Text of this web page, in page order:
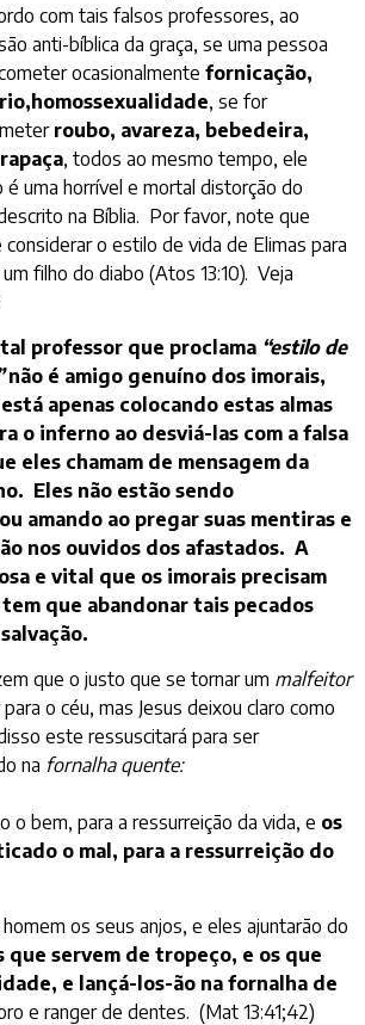
com tais falsos professores, ao
anti-bíblica da graça, se uma pessoa
ocasionalmente fornicação,
, se for
roubo, avareza, bebedeira,
, todos ao mesmo tempo, ele
uma horrível e mortal distorção do
na Bíblia. Por favor, note que
o estilo de vida de Elimas para
filho do diabo (Atos 13:10). Veja
professor que proclama “estilo de
não é amigo genuíno dos imorais,
apenas colocando estas almas
o inferno ao desviá-las com a falsa
eles chamam de mensagem da
Eles não estão sendo
amando ao pregar suas mentiras e
nos ouvidos dos afastados. A
e vital que os imorais precisam
que abandonar tais pecados
que o justo que se tornar um malfeitor
o céu, mas Jesus deixou claro como
este ressuscitará para ser
na fornalha quente:
o bem, para a ressurreição da vida, e os
o mal, para a ressurreição do
os seus anjos, e eles ajuntarão do
que servem de tropeço, e os que
e lançá-los-ão na fornalha de
e ranger de dentes. (Mat 13:41;42)